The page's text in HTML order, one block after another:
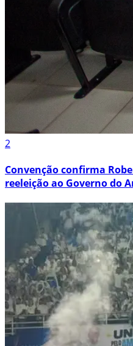
2
Convenção confirma
reeleição ao Governo do